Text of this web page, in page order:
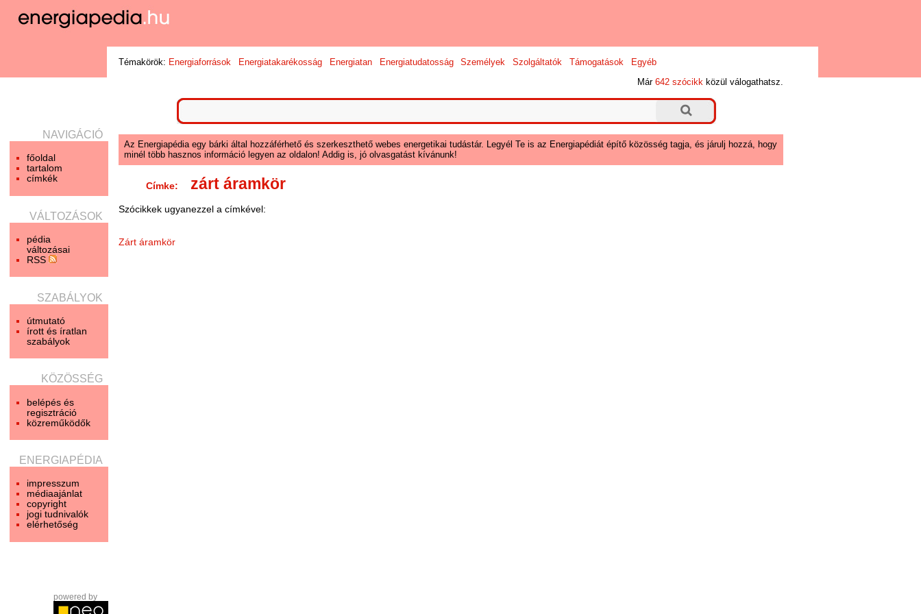
NAVIGÁCIÓ
főoldal
tartalom
címkék
VÁLTOZÁSOK
pédia
változásai
RSS
SZABÁLYOK
útmutató
írott és íratlan
szabályok
KÖZÖSSÉG
belépés és
regisztráció
közreműködők
ENERGIAPÉDIA
impresszum
médiaajánlat
copyright
jogi tudnivalók
elérhetőség
powered by
Témakörök: Energiaforrások Energiatakarékosság Energiatan Energiatudatosság Személyek Szolgáltatók Támogatások
Egyéb
Már642 szócikk közül válogathatsz.
Az Energiapédia egy bárki által hozzáférhető és szerkeszthető webes energetikai tudástár. Legyél Te is az Energiapédiát építő közösség tagja, és járulj hozzá, hogy
minél több hasznos információ legyen az oldalon! Addig is, jó olvasgatást kívánunk!
Címke: zárt áramkör
Szócikkek ugyanezzel a címkével:
Zárt áramkör